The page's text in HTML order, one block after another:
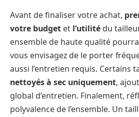
Avant de finaliser votre achat,
votre budget et l’utilité du
ensemble de haute qualité
vous envisagez de le porter
aussi l’entretien requis. Certains
nettoyés à sec uniquement,
global d’entretien. Finalement,
polyvalence de l’ensemble. Un